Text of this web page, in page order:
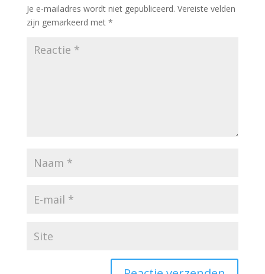
Je e-mailadres wordt niet gepubliceerd. Vereiste velden
zijn gemarkeerd met *